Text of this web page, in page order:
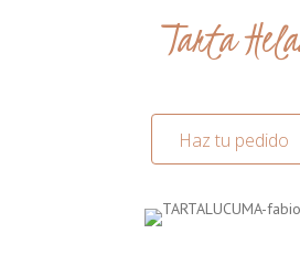
Tarta
Haz tu pedido